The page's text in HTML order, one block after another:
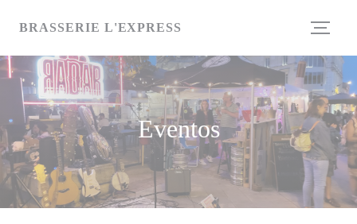
BRASSERIE L'EXPRESS
Eventos